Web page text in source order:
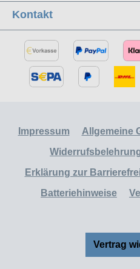
Kontakt
Impressum
Allgemeine
Erklärung zur
Batteriehinweise
Vertrag